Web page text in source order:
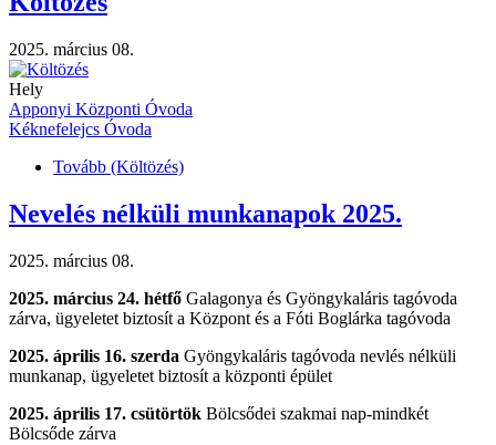
2025. március 08.
Hely
Apponyi Központi Óvoda
Kéknefelejcs Óvoda
Tovább (Költözés)
Nevelés nélküli munkanapok 2025.
2025. március 08.
2025. március 24. hétfő Galagonya és Gyöngykaláris tagóvoda
zárva, ügyeletet biztosít a Központ és a Fóti Boglárka tagóvoda
2025. április 16. szerda Gyöngykaláris tagóvoda nevlés nélküli
munkanap, ügyeletet biztosít a központi épület
2025. április 17. csütörtök Bölcsődei szakmai nap-mindkét
Bölcsőde zárva